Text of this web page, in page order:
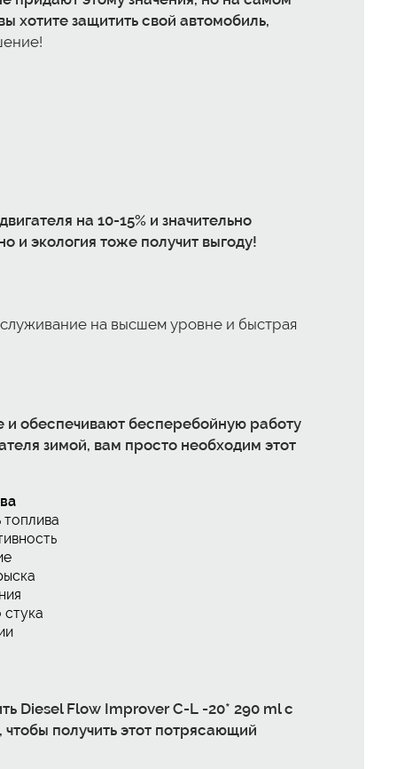
хотите защитить свой автомобиль,
на 10-15% и значительно
и экология тоже получит выгоду!
на высшем уровне и быстрая
обеспечивают бесперебойную работу
зимой, вам просто необходим этот
топлива
Diesel Flow Improver C-L -20* 290 ml с
получить этот потрясающий